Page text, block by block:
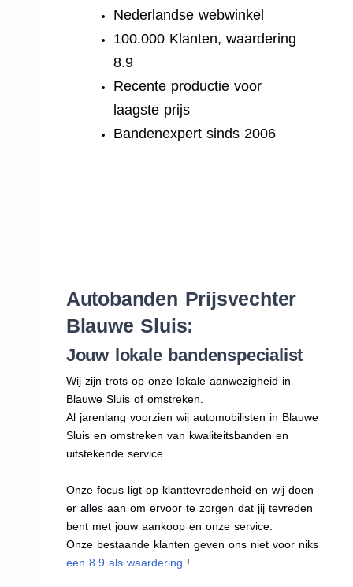
Nederlandse webwinkel
100.000 Klanten, waardering
8.9
Recente productie voor
laagste prijs
Bandenexpert sinds 2006
Autobanden Prijsvechter
Blauwe Sluis:
Jouw lokale bandenspecialist
Wij zijn trots op onze lokale aanwezigheid in
Blauwe Sluis of omstreken.
Al jarenlang voorzien wij automobilisten in Blauwe
Sluis en omstreken van kwaliteitsbanden en
uitstekende service.
Onze focus ligt op klanttevredenheid en wij doen
er alles aan om ervoor te zorgen dat jij tevreden
bent met jouw aankoop en onze service.
Onze bestaande klanten geven ons niet voor niks
een 8.9 als waardering !